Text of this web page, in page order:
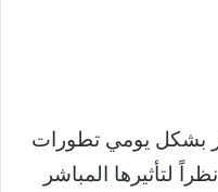
بشكل يومي تطورات
لتأثيرها المباشر